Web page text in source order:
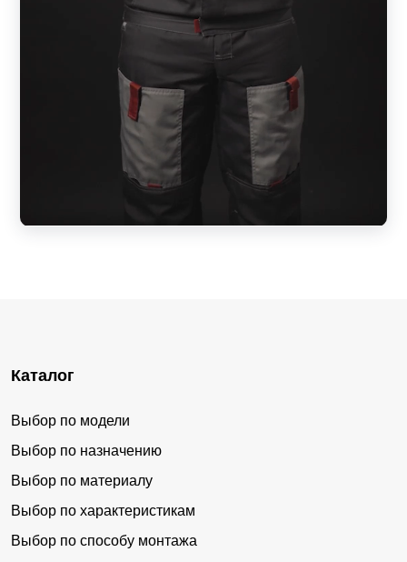
Каталог
Выбор по модели
Выбор по назначению
Выбор по материалу
Выбор по характеристикам
Выбор по способу монтажа